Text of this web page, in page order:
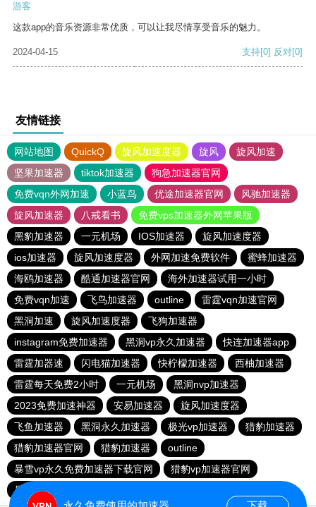
游客
这款app的音乐资源非常优质，可以让我尽情享受音乐的魅力。
2024-04-15 支持[0] 反对[0]
友情链接
网站地图 QuickQ 旋风加速度器 旋风
旋风加速
坚果加速器
tiktok加速器
狗急加速器官网
免费vqn外网加速
小蓝鸟 优途加速器官网
风驰加速器
旋风加速器
八戒看书
免费vps加速器外网苹果版
黑豹加速器
一元机场 IOS加速器
旋风加速度器
ios加速器
旋风加速度器 外网加速免费软件
蜜蜂加速器
海鸥加速器
酷通加速器官网
海外加速器试用一小时
免费vqn加速
飞鸟加速器 outline
雷霆vqn加速官网
黑洞加速
旋风加速度器
飞狗加速器
instagram免费加速器
黑洞vp永久加速器
快连加速器app
雷霆加器速
闪电猫加速器 快柠檬加速器
西柚加速器
雷霆每天免费2小时
一元机场
黑洞nvp加速器
2023免费加速神器
安易加速器
旋风加速度器
飞鱼加速器
黑洞永久加速器 极光vp加速器
猎豹加速器
猎豹加速器官网
猎豹加速器
outline
暴雪vp永久免费加速器下载官网
猎豹vp加速器官网
暴雪vp永久免费加速器下载官网